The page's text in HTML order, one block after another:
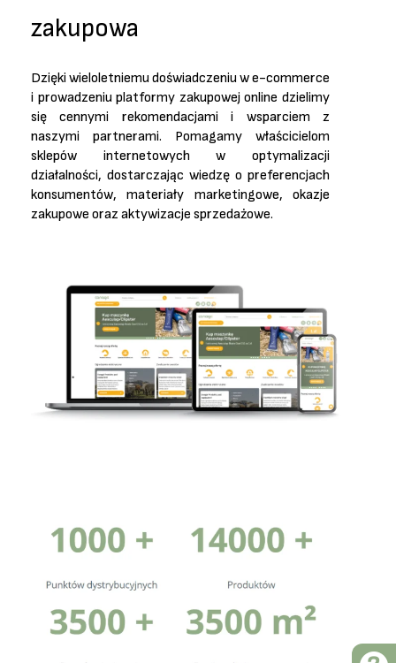
zakupowa
Dzięki wieloletniemu doświadczeniu w e-commerce
i prowadzeniu platformy zakupowej online dzielimy
się cennymi rekomendacjami i wsparciem z
naszymi partnerami. Pomagamy właścicielom
sklepów internetowych w optymalizacji
działalności, dostarczając wiedzę o preferencjach
konsumentów, materiały marketingowe, okazje
zakupowe oraz aktywizacje sprzedażowe.